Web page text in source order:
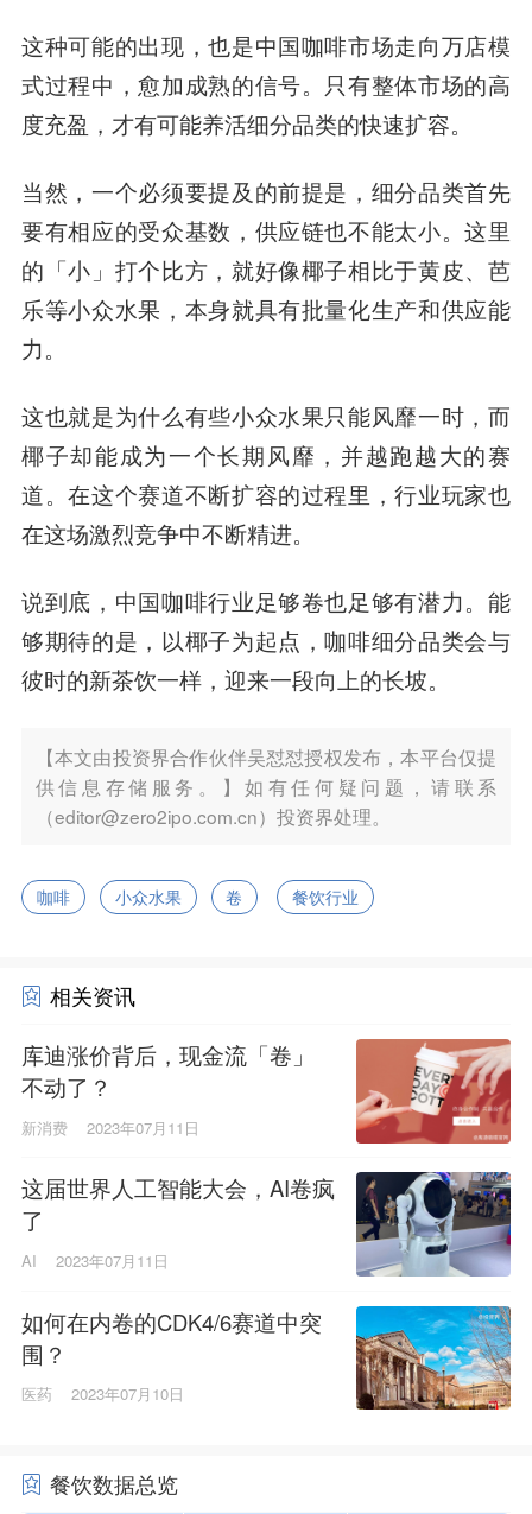
这种可能的出现，也是中国咖啡市场走向万店模
式过程中，愈加成熟的信号。只有整体市场的高
度充盈，才有可能养活细分品类的快速扩容。
当然，一个必须要提及的前提是，细分品类首先
要有相应的受众基数，供应链也不能太小。这里
的「小」打个比方，就好像椰子相比于黄皮、芭
乐等小众水果，本身就具有批量化生产和供应能
力。
这也就是为什么有些小众水果只能风靡一时，而
椰子却能成为一个长期风靡，并越跑越大的赛
道。在这个赛道不断扩容的过程里，行业玩家也
在这场激烈竞争中不断精进。
说到底，中国咖啡行业足够卷也足够有潜力。能
够期待的是，以椰子为起点，咖啡细分品类会与
彼时的新茶饮一样，迎来一段向上的长坡。
【本文由投资界合作伙伴吴怼怼授权发布，本平台仅提
供信息存储服务。】如有任何疑问题，请联系
（editor@zero2ipo.com.cn）投资界处理。
咖啡 小众水果 卷 餐饮行业
相关资讯
库迪涨价背后，现金流「卷」
不动了？
新消费 2023年07月11日
这届世界人工智能大会，AI卷疯
了
AI 2023年07月11日
如何在内卷的CDK4/6赛道中突
围？
医药 2023年07月10日
餐饮数据总览